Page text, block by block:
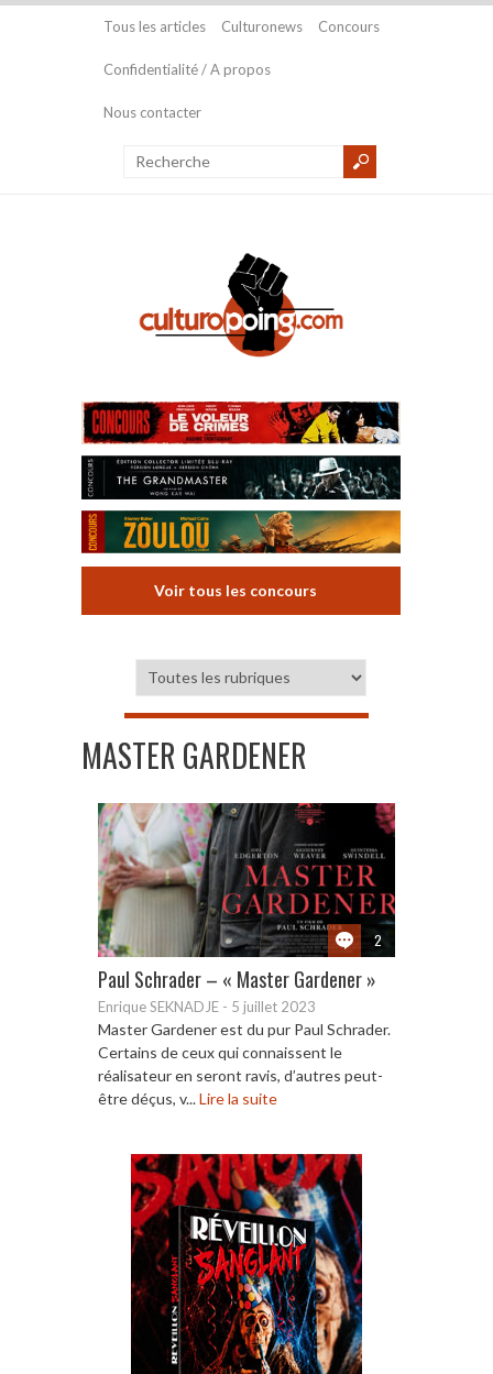
Tous les articles Culturonews Concours
Confidentialité / A propos
Nous contacter
Voir tous les concours
MASTER GARDENER
2
Paul Schrader – « Master Gardener »
Enrique SEKNADJE - 5 juillet 2023
Master Gardener est du pur Paul Schrader.
Certains de ceux qui connaissent le
réalisateur en seront ravis, d’autres peut-
être déçus, v...Lire la suite